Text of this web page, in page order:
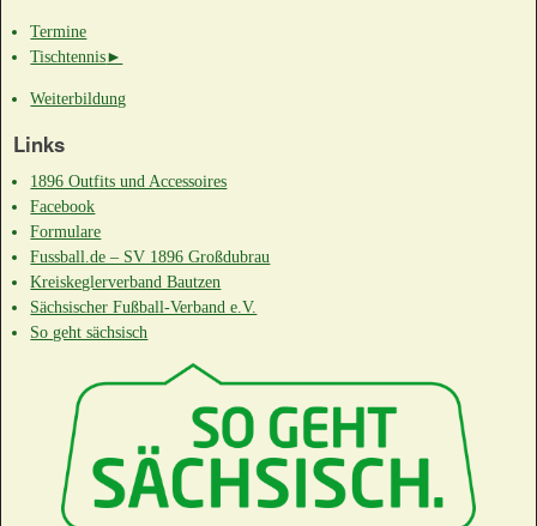
Termine
Tischtennis►
Weiterbildung
Links
1896 Outfits und Accessoires
Facebook
Formulare
Fussball.de – SV 1896 Großdubrau
Kreiskeglerverband Bautzen
Sächsischer Fußball-Verband e.V.
So geht sächsisch